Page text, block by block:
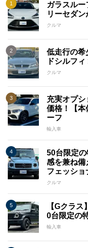
ガラスル
リーセダン
クルマ
低走行の希
ドシルフ
クルマ
充実オプ
価格！【本
ーフ
輸入車
50台限定
感を兼ね備
フェッショ
クルマ
【Gクラ
0台限定の
輸入車